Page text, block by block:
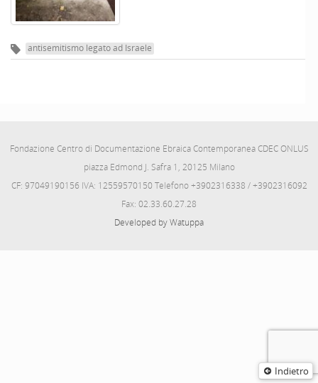
Indietro
antisemitismo legato ad Israele
Fondazione Centro di Documentazione Ebraica Contemporanea CDEC ONLUS
piazza Edmond J. Safra 1, 20125 Milano
CF: 97049190156 IVA: 12559570150 Telefono +3902316338 / +3902316092
Fax: 02.33.60.27.28
Developed by Watuppa